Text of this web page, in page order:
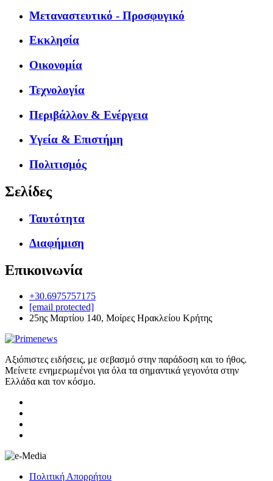
Μεταναστευτικό - Προσφυγικό
Εκκλησία
Οικονομία
Τεχνολογία
Περιβάλλον & Ενέργεια
Υγεία & Επιστήμη
Πολιτισμός
Σελίδες
Ταυτότητα
Διαφήμιση
Επικοινωνία
+30.6975757175
[email protected]
25ης Μαρτίου 140, Μοίρες Ηρακλείου Κρήτης
Αξιόπιστες ειδήσεις, με σεβασμό στην παράδοση και το ήθος.
Μείνετε ενημερωμένοι για όλα τα σημαντικά γεγονότα στην
Ελλάδα και τον κόσμο.
Πολιτική Απορρήτου